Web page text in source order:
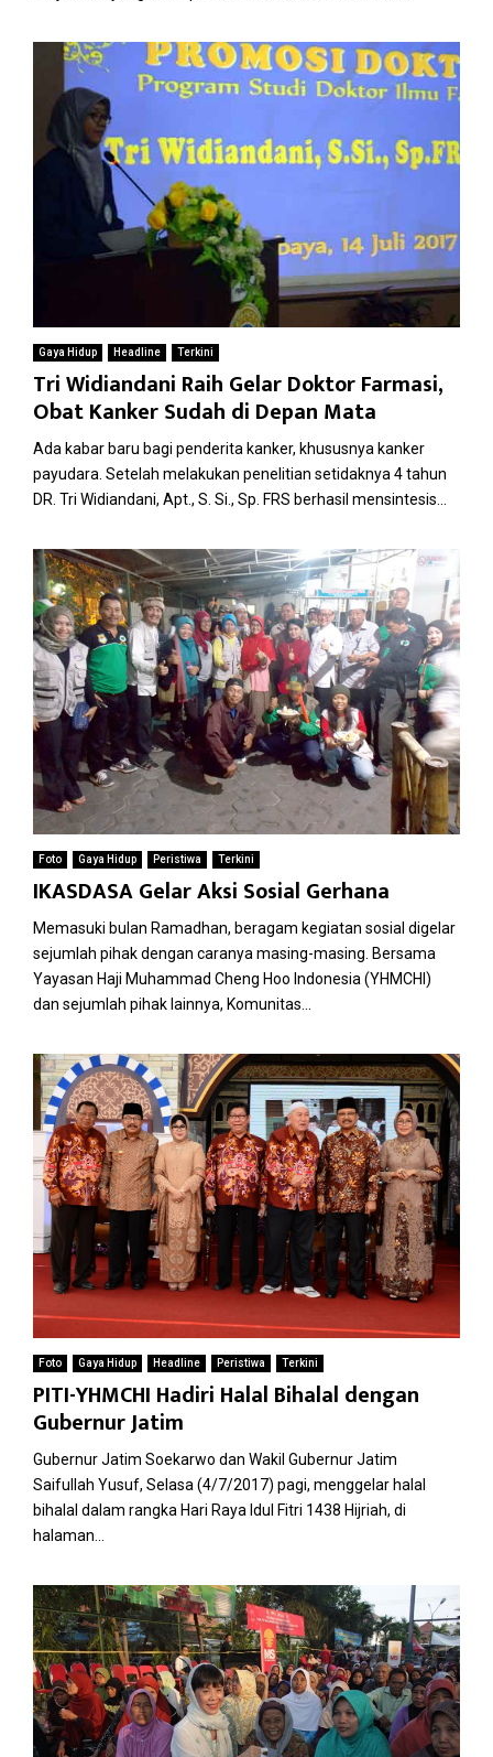
Gaya Hidup Headline Terkini
Tri Widiandani Raih Gelar Doktor Farmasi,
Obat Kanker Sudah di Depan Mata
Ada kabar baru bagi penderita kanker, khususnya kanker
payudara. Setelah melakukan penelitian setidaknya 4 tahun
DR. Tri Widiandani, Apt., S. Si., Sp. FRS berhasil mensintesis...
Foto Gaya Hidup Peristiwa Terkini
IKASDASA Gelar Aksi Sosial Gerhana
Memasuki bulan Ramadhan, beragam kegiatan sosial digelar
sejumlah pihak dengan caranya masing-masing. Bersama
Yayasan Haji Muhammad Cheng Hoo Indonesia (YHMCHI)
dan sejumlah pihak lainnya, Komunitas...
Foto Gaya Hidup Headline Peristiwa Terkini
PITI-YHMCHI Hadiri Halal Bihalal dengan
Gubernur Jatim
Gubernur Jatim Soekarwo dan Wakil Gubernur Jatim
Saifullah Yusuf, Selasa (4/7/2017) pagi, menggelar halal
bihalal dalam rangka Hari Raya Idul Fitri 1438 Hijriah, di
halaman...